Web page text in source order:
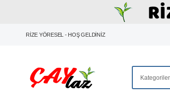
RİZE YÖRESEL - HOŞ GELDİNİZ